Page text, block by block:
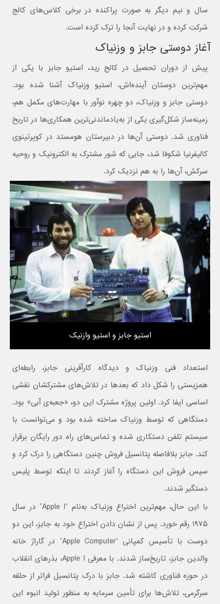
سال و نیم دیگر به صورت پراکنده در برخی کلاس‌های کالج
شرکت کرده و در نهایت آنجا را ترک کرده است.
آغاز دوستی جابز و وزنیاک
پیش از دوران تحصیل در کالج رید، استیو جابز با یکی از
مهم‌ترین دوستان آینده‌اش، استیو وزنیاک آشنا شده بود.
دوستی جابز و وزنیاک، دو چهره نوآور با مهارت‌های مکمل هم،
زمینه‌ساز شکل‌گیری یکی از به‌یادماندنی‌ترین همکاری‌ها در تاریخ
فناوری شد. دوستی آن‌ها در دبیرستان هومستد در کوپرتینوی
کالیفرنیا شکوفا شد، جایی که شور مشترک به الکترونیک و روحیه
سرکش، آن‌ها را به هم نزدیک کرد.
استیو جابز و استیو وازنیک
استعداد فنی وزنیاک و دیدگاه کارآفرینی جابز، رابطه‌ای
همزیستی را شکل داد که بعدها در تلاش‌های مشترکشان نقشی
اساسی ایفا کرد. اولین پروژه مشترک این دو، «جعبه‌ی آبی» بود.
دستگاهی که توسط وزنیاک ساخته شده بود و می‌‌توانست با
سیستم تلفن دستکاری شده و تماس‌های راه دور رایگان برقرار
کند. جابز بلافاصله پتانسیل فروش چنین دستگاهی را درک کرد و
سپس فروش این دستگاه را آغاز کردند تا اینکه توسط پلیس
دستگیر شدند.
با این حال، مهم‌ترین اختراع وزنیاک به‌نام “Apple I” در سال
۱۹۷۵ رقم خورد. پس از نشان دادن اختراع خود به جابز، این دو
دوست با تأسیس کمپانی “Apple Computer” در گاراژ خانه
والدین جابز، تاریخ‌ساز شدند. با معرفی Apple I، بذرهای انقلاب
در حوزه فناوری کاشته شد. جابز با درک پتانسیل فراتر از حلقه
سرگرمی، تلاش‌ها برای تأمین سرمایه به منظور تولید انبوه این